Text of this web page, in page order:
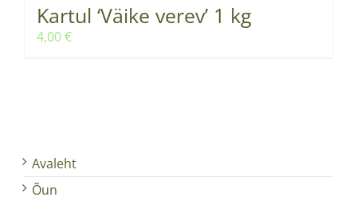
Kartul ‘Väike verev’ 1 kg
4,00€
Avaleht
Õun